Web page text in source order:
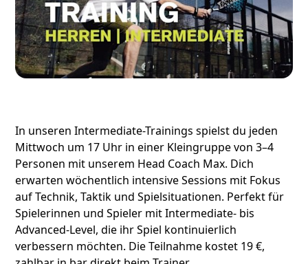
In unseren Intermediate-Trainings spielst du jeden
Mittwoch um 17 Uhr in einer Kleingruppe von 3–4
Personen mit unserem Head Coach Max. Dich
erwarten wöchentlich intensive Sessions mit Fokus
auf Technik, Taktik und Spielsituationen. Perfekt für
Spielerinnen und Spieler mit Intermediate- bis
Advanced-Level, die ihr Spiel kontinuierlich
verbessern möchten. Die Teilnahme kostet 19 €,